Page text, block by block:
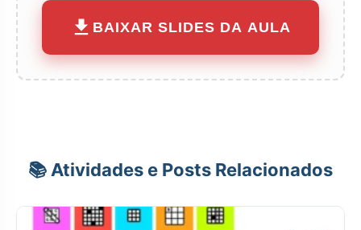
BAIXAR SLIDES DA AULA
📚 Atividades e Posts Relacionados